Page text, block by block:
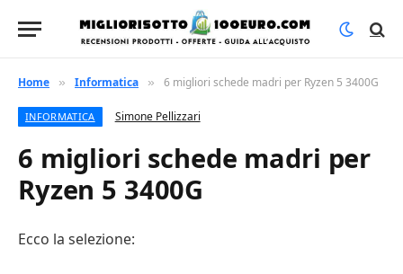
Home » Informatica » 6 migliori schede madri per Ryzen 5 3400G
INFORMATICA Simone Pellizzari
6 migliori schede madri per
Ryzen 5 3400G
Ecco la selezione: